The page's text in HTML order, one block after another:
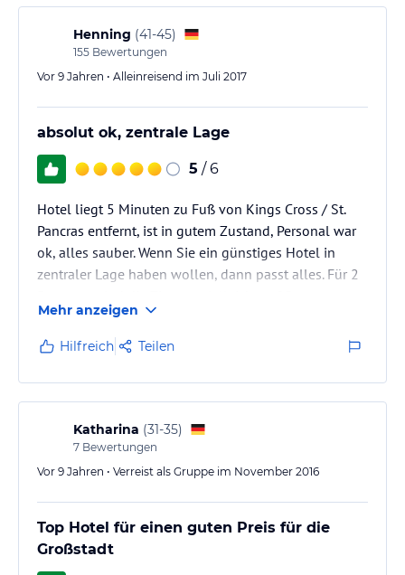
Henning (41-45)
155 Bewertungen
Vor 9 Jahren • Alleinreisend im Juli 2017
absolut ok, zentrale Lage
5 / 6
Hotel liegt 5 Minuten zu Fuß von Kings Cross / St.
Pancras entfernt, ist in gutem Zustand, Personal war
ok, alles sauber. Wenn Sie ein günstiges Hotel in
zentraler Lage haben wollen, dann passt alles. Für 2
zu klein, nur zum Schlafen aber sicher in Ordnung.
Mehr anzeigen
Hilfreich Teilen
Katharina (31-35)
7 Bewertungen
Vor 9 Jahren • Verreist als Gruppe im November 2016
Top Hotel für einen guten Preis für die
Großstadt